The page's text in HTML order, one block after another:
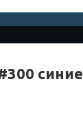
синие